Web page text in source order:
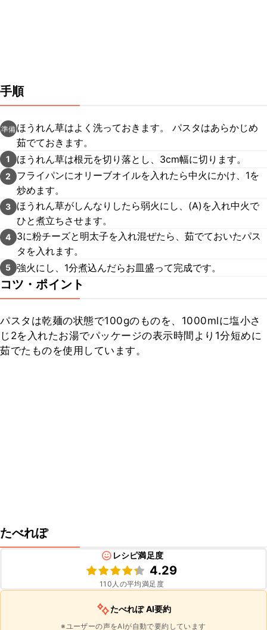
手順
準備 ほうれん草はよく洗っておきます。 パスタはあらかじめ
茹でておきます。
1 ほうれん草は根元を切り落とし、3cm幅に切ります。
2
フライパンにオリーブオイルを入れたら中火にかけ、1を
炒めます。
3
ほうれん草がしんなりしたら弱火にし、(A)を入れ中火で
ひと煮立ちさせます。
4
3に粉チーズと明太子を入れ混ぜたら、茹でておいたパス
タを入れます。
5 強火にし、1分煮込んだらお皿盛って完成です。
コツ・ポイント
パスタは乾麺の状態で100gのものを、1000mlに塩小さ
じ2を入れたお湯でパッケージの表示時間より1分短めに
茹でたものを使用しています。
たべれぽ
レシピ満足度
4.29
110 人の平均満足度
たべれぽ AI要約
※ユーザーの声をAIが自動で要約しています